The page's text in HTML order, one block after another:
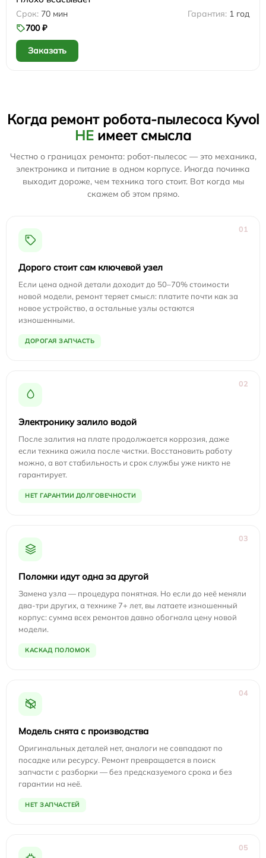
70 мин
1 год
700 ₽
Заказать
Когда ремонт робота-пылесоса Kyvol
НЕ имеет смысла
Честно о границах ремонта: робот-пылесос — это механика,
электроника и питание в одном корпусе. Иногда починка
выходит дороже, чем техника того стоит. Вот когда мы
скажем об этом прямо.
01
Дорого стоит сам ключевой узел
Если цена одной детали доходит до 50–70% стоимости
новой модели, ремонт теряет смысл: платите почти как за
новое устройство, а остальные узлы остаются
изношенными.
ДОРОГАЯ ЗАПЧАСТЬ
02
Электронику залило водой
После залития на плате продолжается коррозия, даже
если техника ожила после чистки. Восстановить работу
можно, а вот стабильность и срок службы уже никто не
гарантирует.
НЕТ ГАРАНТИИ ДОЛГОВЕЧНОСТИ
03
Поломки идут одна за другой
Замена узла — процедура понятная. Но если до неё меняли
два-три других, а технике 7+ лет, вы латаете изношенный
корпус: сумма всех ремонтов давно обогнала цену новой
модели.
КАСКАД ПОЛОМОК
04
Модель снята с производства
Оригинальных деталей нет, аналоги не совпадают по
посадке или ресурсу. Ремонт превращается в поиск
запчасти с разборки — без предсказуемого срока и без
гарантии на неё.
НЕТ ЗАПЧАСТЕЙ
05